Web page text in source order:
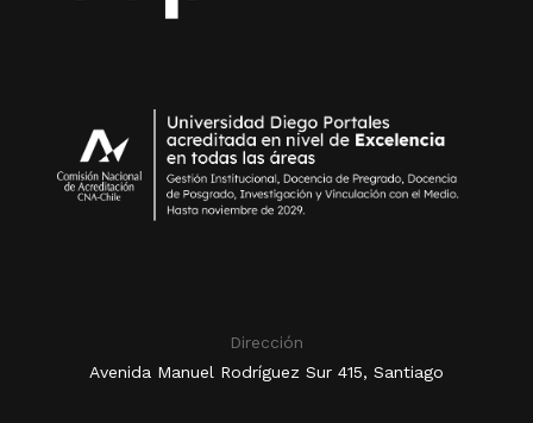
Dirección
Avenida Manuel Rodríguez Sur 415, Santiago